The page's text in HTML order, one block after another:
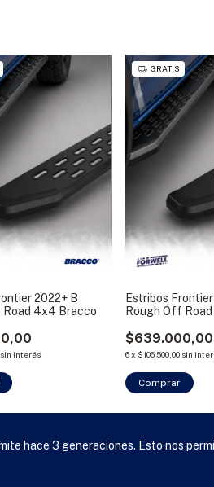
2022+ B
Road 4x4 Bracco
sin interés
GRATIS
Estribos
Rough Off
$639.000,00
6x $106.500,00 sin
Comprar
hace 3 generaciones. Esto nos